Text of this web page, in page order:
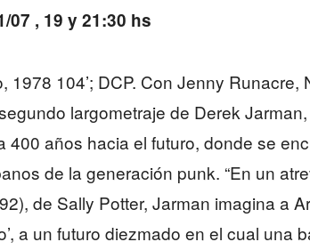
07 , 19 y 21:30 hs
1978 104’; DCP. Con Jenny Runacre,
largometraje de Derek
400 años hacia el futuro, donde se
de la generación punk. “En un
de Sally Potter, Jarman imagina a
a un futuro diezmado en el cual una